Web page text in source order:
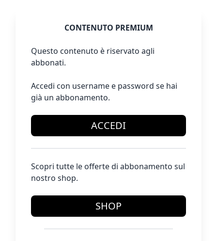
CONTENUTO PREMIUM
Questo contenuto è riservato agli
abbonati.
Accedi con username e password se hai
già un abbonamento.
ACCEDI
Scopri tutte le offerte di abbonamento sul
nostro shop.
SHOP